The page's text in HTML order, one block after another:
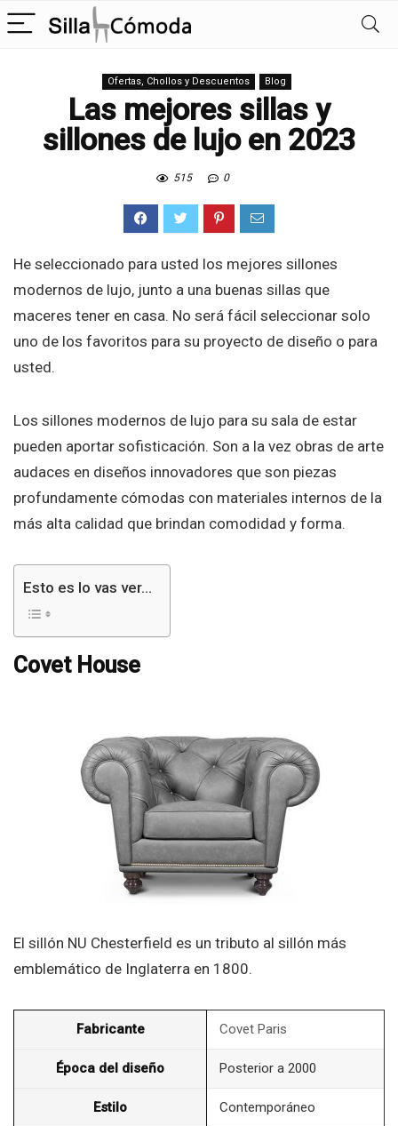
Ofertas, Chollos y Descuentos Blog
Las mejores sillas y
sillones de lujo en 2023
515 0
He seleccionado para usted los mejores sillones
modernos de lujo, junto a una buenas sillas que
maceres tener en casa. No será fácil seleccionar solo
uno de los favoritos para su proyecto de diseño o para
usted.
Los sillones modernos de lujo para su sala de estar
pueden aportar sofisticación. Son a la vez obras de arte
audaces en diseños innovadores que son piezas
profundamente cómodas con materiales internos de la
más alta calidad que brindan comodidad y forma.
Esto es lo vas ver...
Covet House
El sillón NU Chesterfield es un tributo al sillón más
emblemático de Inglaterra en 1800.
Fabricante Covet Paris
Época del diseño Posterior a 2000
Estilo Contemporáneo